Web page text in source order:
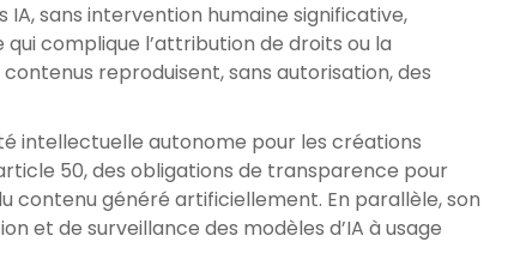
sans intervention humaine significative,
complique l’attribution de droits ou la
reproduisent, sans autorisation, des
intellectuelle autonome pour les créations
50, des obligations de transparence pour
contenu généré artificiellement. En parallèle, son
et de surveillance des modèles d’IA à usage